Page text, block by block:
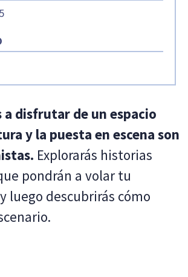
a disfrutar de un espacio
y la puesta en escena son
Explorarás historias
pondrán a volar tu
luego descubrirás cómo